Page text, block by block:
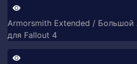
Armorsmith Extended / Большой
для Fallout 4